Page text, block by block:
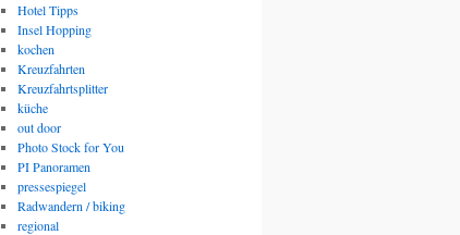
Hotel Tipps
Insel Hopping
kochen
Kreuzfahrten
Kreuzfahrtsplitter
küche
out door
Photo Stock for You
PI Panoramen
pressespiegel
Radwandern / biking
regional